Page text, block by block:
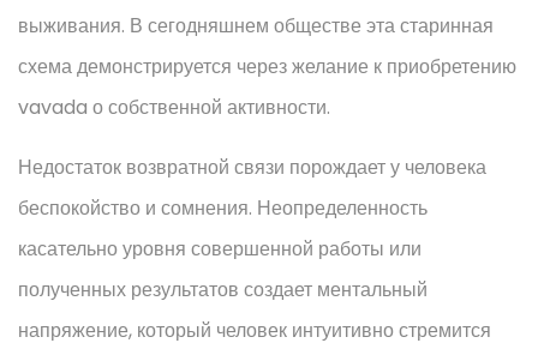
выживания. В сегодняшнем обществе эта старинная
схема демонстрируется через желание к приобретению
vavada о собственной активности.
Недостаток возвратной связи порождает у человека
беспокойство и сомнения. Неопределенность
касательно уровня совершенной работы или
полученных результатов создает ментальный
напряжение, который человек интуитивно стремится